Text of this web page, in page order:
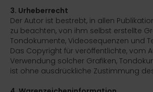
3. Urheberrecht
Der Autor ist bestrebt, in allen
zu beachten, von ihm selbst erstellte
Tondokumente, Videosequenzen und
Das Copyright für veröffentlichte, vom
Verwendung solcher Grafiken,
ist ohne ausdrückliche Zustimmung